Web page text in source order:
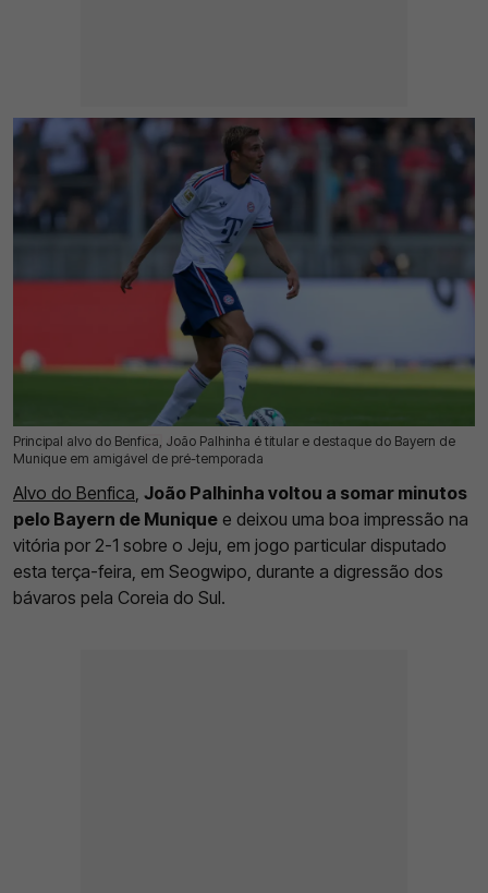
Principal alvo do Benfica, João Palhinha é titular e destaque do Bayern de
Munique em amigável de pré-temporada
04 Ago 2026 | 16:22 | 0
Alvo do Benfica João Palhinha voltou a somar minutos
pelo Bayern de Munique e deixou uma boa impressão na
vitória por 2-1 sobre o Jeju, em jogo particular disputado
esta terça-feira, em Seogwipo, durante a digressão dos
bávaros pela Coreia do Sul.